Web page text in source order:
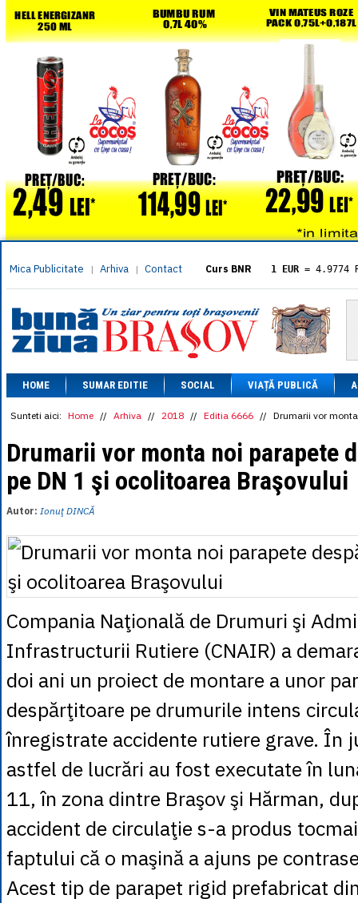
Mica Publicitate | Arhiva | Contact Curs BNR 1 EUR = 4.9774
= 5.8304
1 XAU= 464.4611
1 AED= 1.1933
1 AUD= 2.7957
1 BGN= 2.5449
1 CAD= 3.1559
1 CHF= 5.2813
1 CNY= 0.6015
= 0.6668
1 EGP = 0.0860
= 1.2223
1 INR= 0.0513
= 0.2227
1 NOK= 0.4191
1 RSD= 0.0425
1 RUB= 0.0530
1 SEK= 0.4526
1 TRY
= 0.1141
1 UAH= 0.1048
1 ZAR= 0.2318
HOME SUMAR EDITIE SOCIAL VIAȚĂ PUBLICĂ
Sunteti aici: Home // Arhiva // 2018 // Editia 6666 // Drumarii vor
Drumarii vor monta noi parapete
pe DN 1 şi ocolitoarea Braşovului
Autor: Ionuţ DINCĂ
Compania Naţională de Drumuri şi
Infrastructurii Rutiere (CNAIR) a
doi ani un proiect de montare a unor
despărţitoare pe drumurile intens
înregistrate accidente rutiere grave. În
astfel de lucrări au fost executate în
11, în zona dintre Braşov şi Hărman,
accident de circulaţie s-a produs
faptului că o maşină a ajuns pe
Acest tip de parapet rigid prefabricat